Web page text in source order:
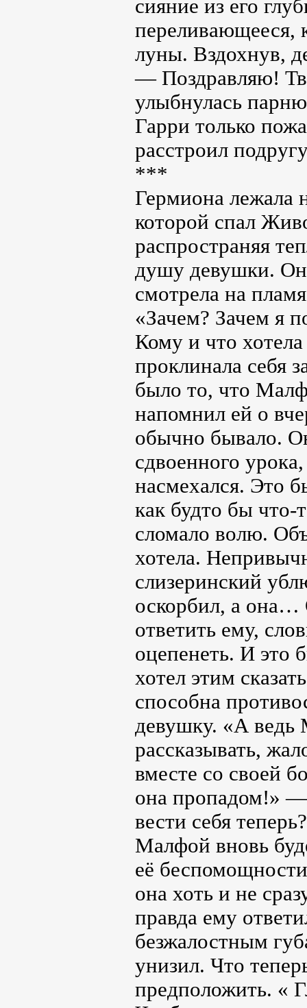
сияние из его
переливающееся,
луны. Вздохнув,
— Поздравляю!
улыбнулась
Гарри только
расстроил
***
Гермиона лежала
которой спал
распространяя
душу девушки.
смотрела на
«Зачем? Зачем я
Кому и что
проклинала себя
было то, что
напомнил ей о
обычно бывало.
сдвоенного
насмехался. Это
как будто бы что-
сломало волю.
хотела.
слизеринский
оскорбил, а она…
ответить ему,
оцепенеть. И это
хотел этим
способна
девушку. «А
рассказывать,
вместе со своей
она пропадом!» —
вести себя
Малфой вновь
её
она хоть и не
правда ему
безжалостным
унизил. Что
предположить. «